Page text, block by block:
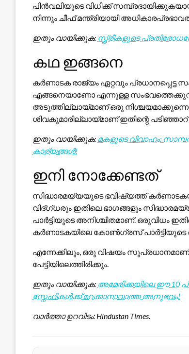
പിൻവലിയുടെ വിധിക്ക്
നിന്നും ചീഫ് മന്ത്രിയായി
ഇതും വായിക്കുക: സ്ത്രീകളുടെ
കഥ ഇങ്ങനെ
കർണാടക രാജ്യം ഏറ്റവും പ്രധാനപ്പെട്ട
എങ്ങനെയാണോ എന്നുള്ള
അടുത്തില്ലായ്മാണ് ഒരു
ശിവകുമാരില്ലായ്മാണ് ഇതിന്റെ
ഇതും വായിക്കുക: മകളുടെ വിവാഹം:
കാര്യങ്ങൾ!
ഇനി നോക്കേണ്ടത്
സിദ്ധാരമയ്യയുടെ ഭവിഷ്യത്ത്
വിദ്ഗ്ധരും ഇതിലെ ഭാഗങ്ങളും
പാർട്ടിയുടെ അനിശ്ചിതമാണ്. ഒരുവിധം
കർണാടകയിലെ കോൺഗ്രസ് പാർട്ടിയുടെ
എന്നേക്കിലും, ഒരു വിഷയം
പേട്ടിയിലെത്തിരിക്കും.
ഇതും വായിക്കുക: അമേരിക്കയിലെ ഈ 10
സ്നേഹികൾക്ക് മറക്കാനാവാത്ത അനുഭവം!
വാർത്താ ഉറവിടം: Hindustan Times.